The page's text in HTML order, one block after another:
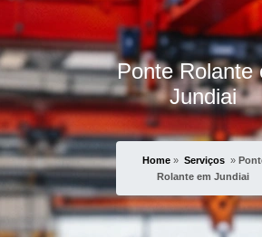
Ponte Rolante
Jundiai
Home » Serviços »
Rolante em Jundiai